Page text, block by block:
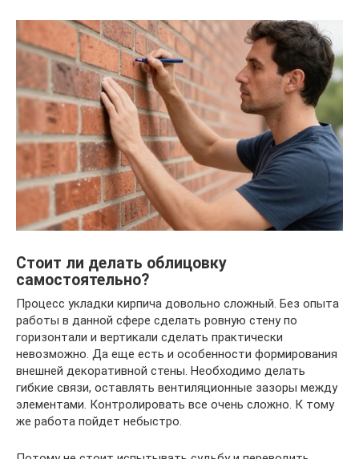
Стоит ли делать облицовку
самостоятельно?
Процесс укладки кирпича довольно сложный. Без опыта
работы в данной сфере сделать ровную стену по
горизонтали и вертикали сделать практически
невозможно. Да еще есть и особенности формирования
внешней декоративной стены. Необходимо делать
гибкие связи, оставлять вентиляционные зазоры между
элементами. Контролировать все очень сложно. К тому
же работа пойдет небыстро.